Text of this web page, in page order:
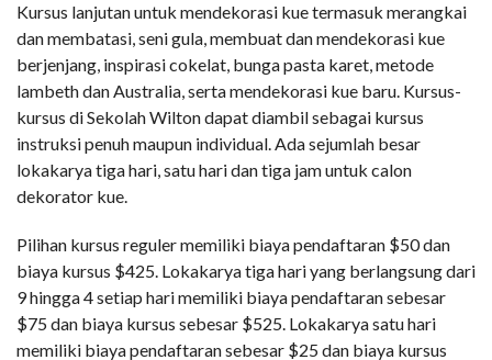
Kursus lanjutan untuk mendekorasi kue termasuk merangkai
dan membatasi, seni gula, membuat dan mendekorasi kue
berjenjang, inspirasi cokelat, bunga pasta karet, metode
lambeth dan Australia, serta mendekorasi kue baru. Kursus-
kursus di Sekolah Wilton dapat diambil sebagai kursus
instruksi penuh maupun individual. Ada sejumlah besar
lokakarya tiga hari, satu hari dan tiga jam untuk calon
dekorator kue.
Pilihan kursus reguler memiliki biaya pendaftaran $50 dan
biaya kursus $425. Lokakarya tiga hari yang berlangsung dari
9 hingga 4 setiap hari memiliki biaya pendaftaran sebesar
$75 dan biaya kursus sebesar $525. Lokakarya satu hari
memiliki biaya pendaftaran sebesar $25 dan biaya kursus